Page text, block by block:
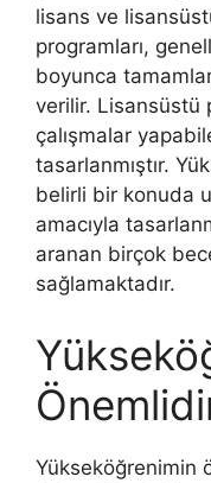
lisans ve
programları,
boyunca
verilir. Lisansüstü
çalışmalar
tasarlanmıştır.
belirli bir konuda
amacıyla
aranan birçok
sağlamaktadır.
Yükseköğrenimin